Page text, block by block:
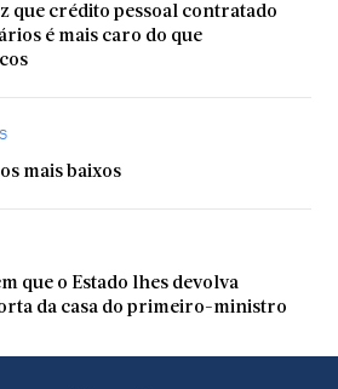
que crédito pessoal contratado
é mais caro do que
mais baixos
que o Estado lhes devolva
da casa do primeiro-ministro